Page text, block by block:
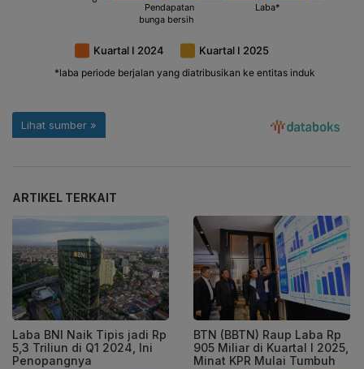
ARTIKEL TERKAIT
Laba BNI Naik Tipis jadi Rp
5,3 Triliun di Q1 2024, Ini
Penopangnya
BTN (BBTN) Raup Laba Rp
905 Miliar di Kuartal I 2025,
Minat KPR Mulai Tumbuh